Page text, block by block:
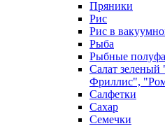
Пряники
Рис
Рис в
Рыба
Рыбные
Салат
Фриллис",
Салфетки
Сахар
Семечки